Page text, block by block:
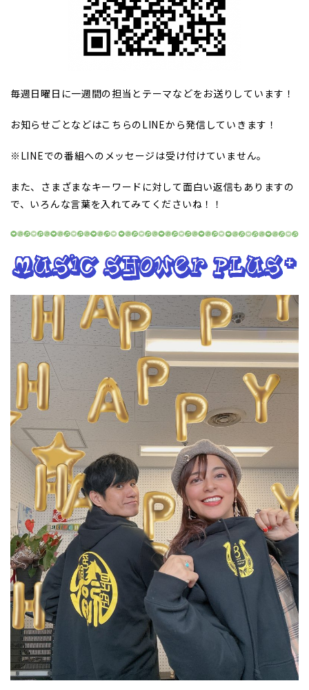
毎週日曜日に一週間の担当とテーマなどをお送りしています！
お知らせごとなどはこちらのLINEから発信していきます！
※LINEでの番組へのメッセージは受け付けていません。
また、さまざまなキーワードに対して面白い返信もありますの
で、いろんな言葉を入れてみてくださいね！！